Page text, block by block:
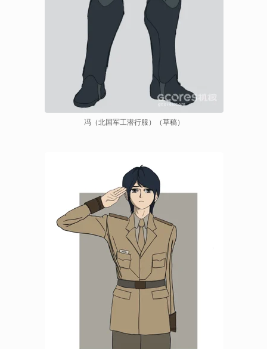
冯（北国军工潜行服）（草稿）